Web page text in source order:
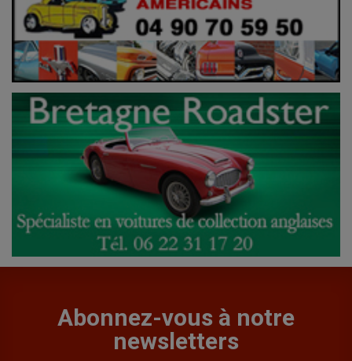
Abonnez-vous à notre
newsletters